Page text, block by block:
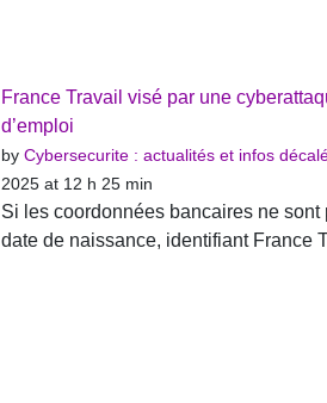
France Travail visé par une
d’emploi
by Cybersecurite : actualités et infos
2025 at 12 h 25 min
Si les coordonnées bancaires ne sont
date de naissance, identifiant France